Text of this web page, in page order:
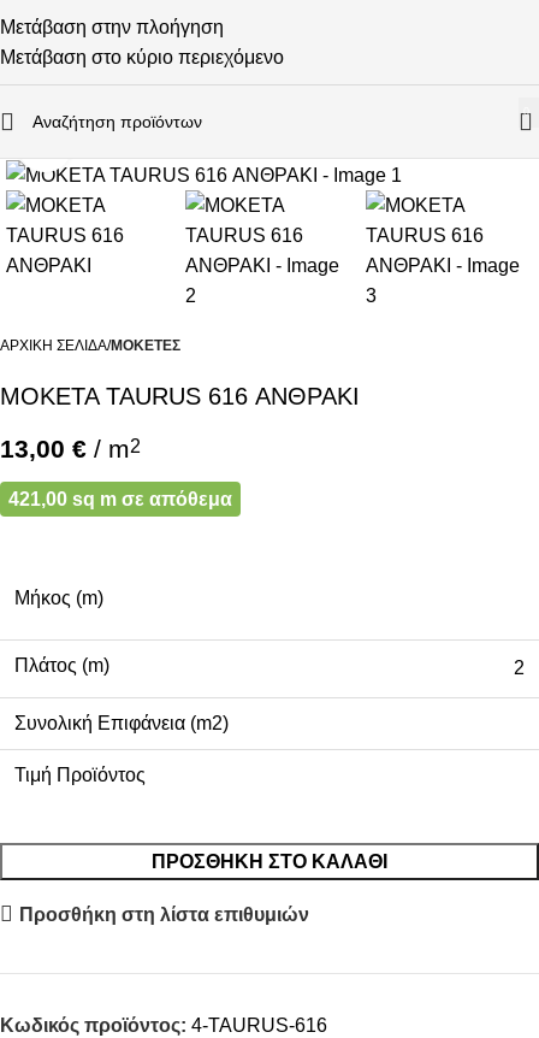
Μετάβαση στην πλοήγηση
Μετάβαση στο κύριο περιεχόμενο
0
ΑΡΧΙΚΉ ΣΕΛΊΔΑ ΜΟΚΈΤΕΣ
ΜΟΚΕΤΑ TAURUS 616 ΑΝΘΡΑΚΙ
13,00 € / m2
421,00 sq m σε απόθεμα
Μήκος (m)
Πλάτος (m) 2
Συνολική Επιφάνεια (m2)
Τιμή Προϊόντος
ΠΡΟΣΘΉΚΗ ΣΤΟ ΚΑΛΆΘΙ
Προσθήκη στη λίστα επιθυμιών
Κωδικός προϊόντος: 4-TAURUS-616